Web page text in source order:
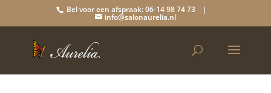
Bel voor een afspraak: 06-14 98 74 73 |
info@salonaurelia.nl